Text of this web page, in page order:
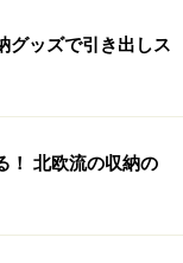
グッズで引き出しス
！ 北欧流の収納の